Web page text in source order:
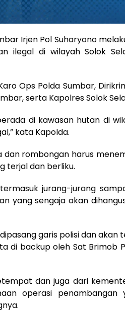
Irjen Pol Suharyono
ilegal di wilayah Solok
Ops Polda Sumbar,
serta Kapolres Solok
di kawasan hutan di
kata Kapolda.
dan rombongan harus
terjal dan berliku.
jurang-jurang
yang sengaja akan
garis polisi dan akan
di backup oleh Sat Brimob
dan juga dari
operasi penambangan